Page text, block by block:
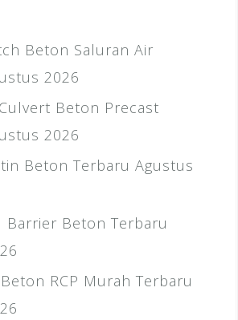
Beton Saluran Air
2026
Beton Precast
2026
Beton Terbaru Agustus
Barrier Beton Terbaru
RCP Murah Terbaru